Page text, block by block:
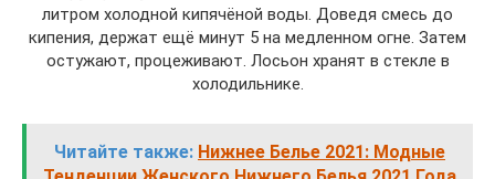
литром холодной кипячёной воды. Доведя смесь до
кипения, держат ещё минут 5 на медленном огне. Затем
остужают, процеживают. Лосьон хранят в стекле в
холодильнике.
Читайте также: Нижнее Белье 2021: Модные